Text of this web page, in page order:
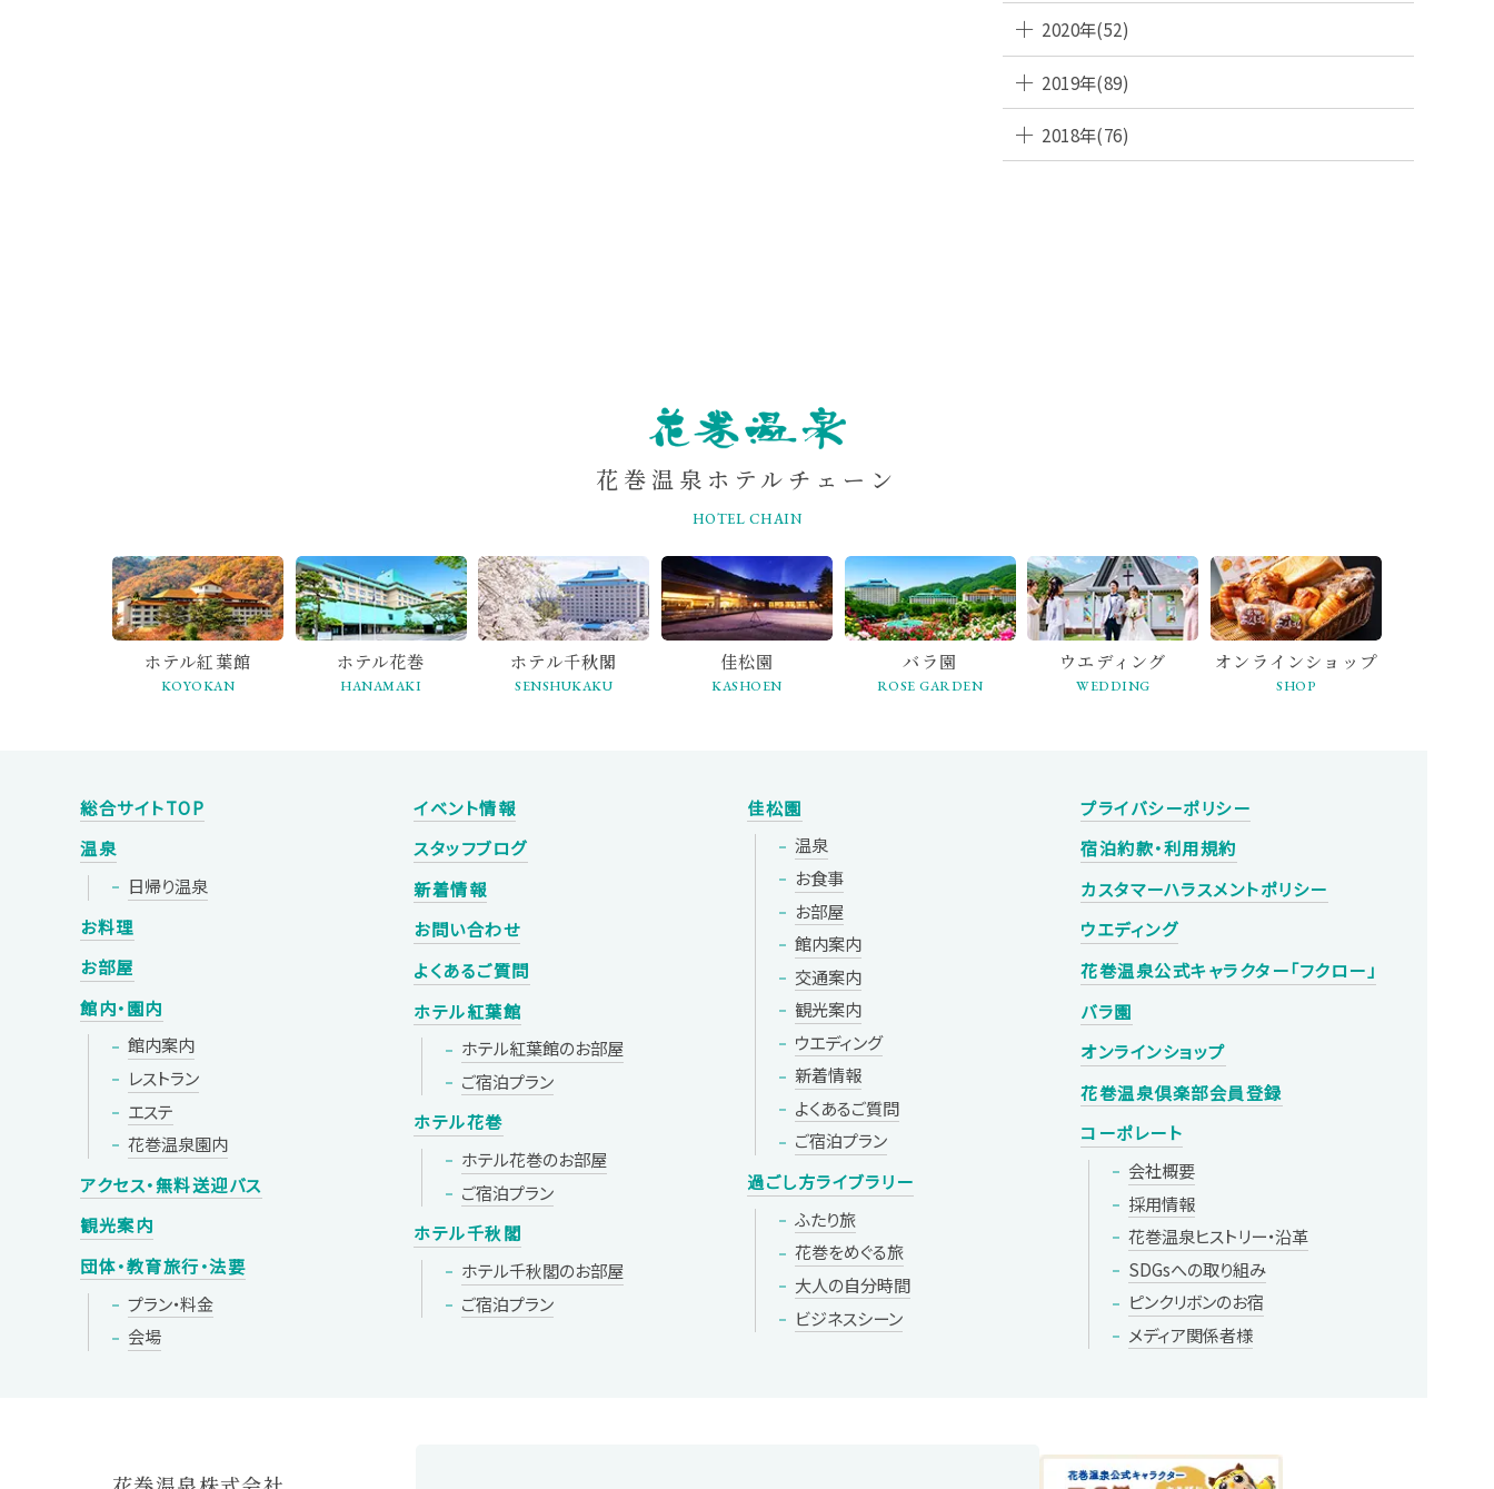
2020年(52)
2019年(89)
2018年(76)
花巻温泉ホテルチェーン
HOTEL CHAIN
ホテル紅葉館
KOYOKAN
ホテル花巻
HANAMAKI
ホテル千秋閣
SENSHUKAKU
佳松園
KASHOEN
バラ園
ROSE GARDEN
ウエディング
WEDDING
オンラインショップ
SHOP
総合サイトTOP
温泉
日帰り温泉
お料理
お部屋
館内・園内
館内案内
レストラン
エステ
花巻温泉園内
アクセス・無料送迎バス
観光案内
団体・教育旅行・法要
プラン・料金
会場
イベント情報
スタッフブログ
新着情報
お問い合わせ
よくあるご質問
ホテル紅葉館
ホテル紅葉館のお部屋
ご宿泊プラン
ホテル花巻
ホテル花巻のお部屋
ご宿泊プラン
ホテル千秋閣
ホテル千秋閣のお部屋
ご宿泊プラン
佳松園
温泉
お食事
お部屋
館内案内
交通案内
観光案内
ウエディング
新着情報
よくあるご質問
ご宿泊プラン
過ごし方ライブラリー
ふたり旅
花巻をめぐる旅
大人の自分時間
ビジネスシーン
プライバシーポリシー
宿泊約款・利用規約
カスタマーハラスメントポリシー
ウエディング
花巻温泉公式キャラクター「フクロー」
バラ園
オンラインショップ
花巻温泉倶楽部会員登録
コーポレート
会社概要
採用情報
花巻温泉ヒストリー・沿革
SDGsへの取り組み
ピンクリボンのお宿
メディア関係者様